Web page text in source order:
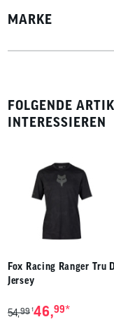
MARKE
FOLGENDE
INTERESSIEREN
Fox Racing Ranger Tru
Jersey
54,99 146,99*